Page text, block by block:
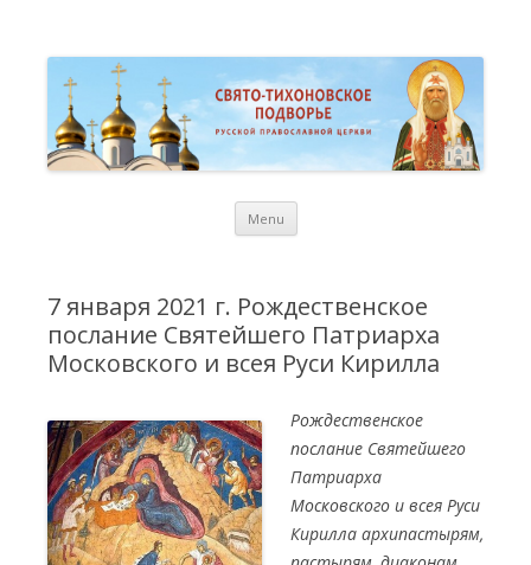
Representation Church in
Toronto
Торонто
Menu Skip
content
7 января 2021 г. Рождественское
послание Святейшего Патриарха
Московского и всея Руси Кирилла
Рождественское
послание Святейшего
Патриарха
Московского и всея Руси
Кирилла архипастырям,